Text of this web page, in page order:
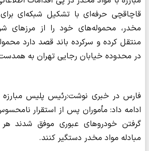
قاچاقچی حرفه‌ای با تشکیل شبکه‌ای
مخدر، محموله‌های خود را از مرزهای
منتقل کرده و سرکرده باند قصد دارد
در محدوده خیابان رجایی تهران به
فارس در خبری نوشت:رئیس پلیس مبارزه
ادامه داد: مأموران پس از استقرار
گرفتن خودروهای عبوری موفق شدند
مبادله مواد مخدر دستگیر کنند.